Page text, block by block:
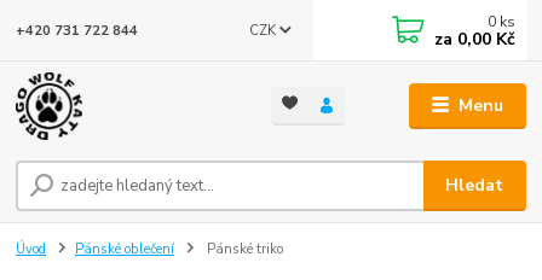
Menu
CZK
Hledat
+420 731 722 844 0 ks
za 0,00 Kč
Úvod Pánské oblečení Pánské triko